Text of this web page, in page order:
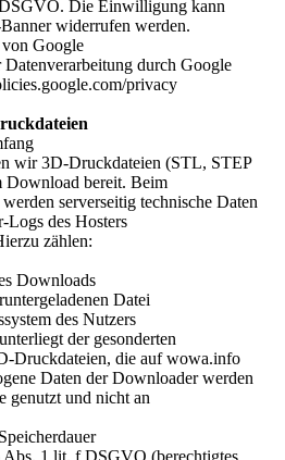
Die Einwilligung kann
widerrufen werden.
Google
durch Google
privacy
wir 3D-Druckdateien (STL, STEP
Download bereit. Beim
serverseitig technische Daten
Logs des Hosters
zählen:
Downloads
Datei
des Nutzers
der gesonderten
Druckdateien, die auf wowa.info
Daten der Downloader werden
genutzt und nicht an
Abs. 1 lit. f DSGVO (berechtigtes